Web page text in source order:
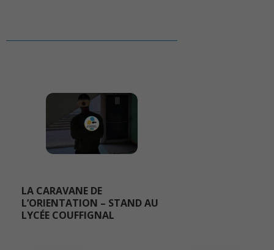
LA CARAVANE DE
L’ORIENTATION – STAND AU
LYCÉE COUFFIGNAL